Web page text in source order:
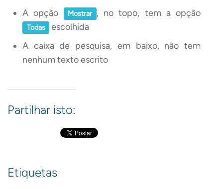
A opção
Mostrar , no topo, tem a opção
Todas
escolhida
A caixa de pesquisa, em baixo, não tem
nenhum texto escrito
Partilhar isto:
Etiquetas